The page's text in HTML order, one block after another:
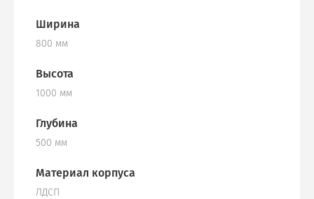
Ширина
800 мм
Высота
1000 мм
Глубина
500 мм
Материал корпуса
ЛДСП